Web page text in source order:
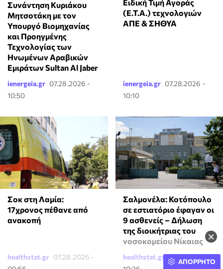
×
Συνάντηση Κυριάκου
Μητσοτάκη με τον
Υπουργό Βιομηχανίας
και Προηγμένης
Τεχνολογίας των
Ηνωμένων Αραβικών
Εμιράτων Sultan Al Jaber
ienergeia.gr 07.28.2026 -
10:50
Ειδική Τιμή Αγοράς
(Ε.Τ.Α.) τεχνολογιών
ΑΠΕ & ΣΗΘΥΑ
ienergeia.gr 07.28.2026 -
10:10
Σοκ στη Λαμία:
17χρονος πέθανε από
ανακοπή
healthstat.gr 07.28.2026 -
Σαλμονέλα: Κοτόπουλο
σε εστιατόριο έφαγαν οι
9 ασθενείς – Δήλωση
της διοικήτριας του
νοσοκομείου Νίκαιας
healthstat.gr 07.28.2026 -
ΑΠΟΡΡΗΤΟ